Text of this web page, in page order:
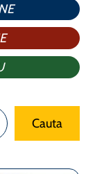
Cauta